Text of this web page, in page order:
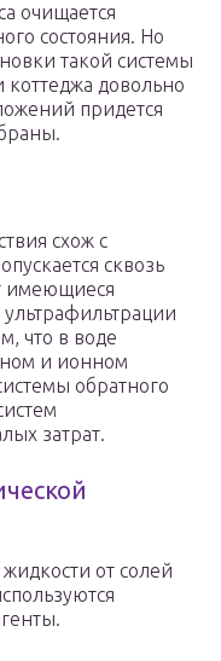
очищается
состояния. Но
такой системы
коттеджа довольно
придется
схож с
сквозь
имеющиеся
что в воде
и ионном
обратного
затрат.
от солей